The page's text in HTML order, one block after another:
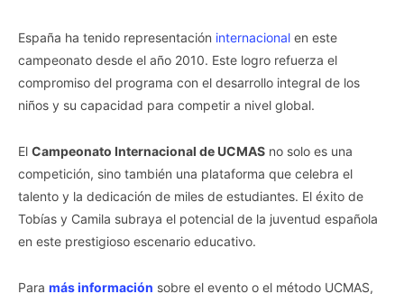
España ha tenido representación internacional en este
campeonato desde el año 2010. Este logro refuerza el
compromiso del programa con el desarrollo integral de los
niños y su capacidad para competir a nivel global.
El Campeonato Internacional de UCMAS no solo es una
competición, sino también una plataforma que celebra el
talento y la dedicación de miles de estudiantes. El éxito de
Tobías y Camila subraya el potencial de la juventud española
en este prestigioso escenario educativo.
Para más información sobre el evento o el método UCMAS,